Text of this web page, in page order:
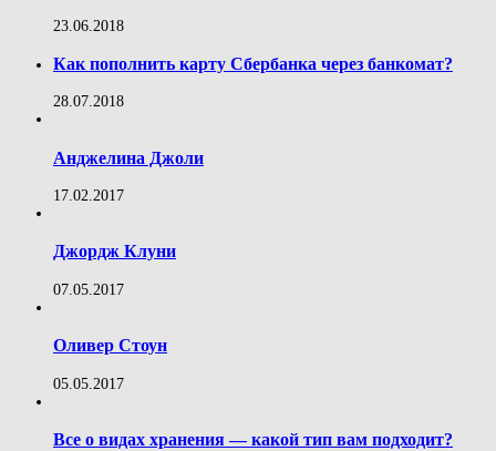
23.06.2018
Как пополнить карту Сбербанка через банкомат?
28.07.2018
Анджелина Джоли
17.02.2017
Джордж Клуни
07.05.2017
Оливер Стоун
05.05.2017
Все о видах хранения — какой тип вам подходит?